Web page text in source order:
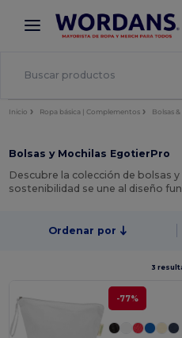
× App de Wordans
¡Mejores precios en app!
Inicio Ropa básica | Complementos Bolsas
Bolsas y Mochilas EgotierPro
Descubre la colección de bolsas
sostenibilidad se une al diseño
Ordenar por
3
-77%